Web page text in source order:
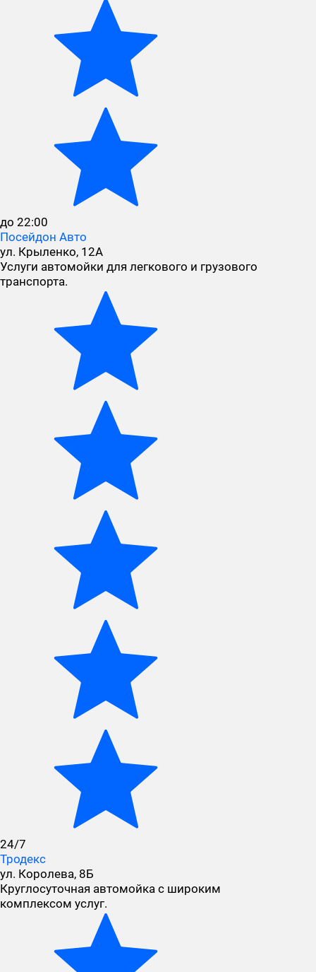
до 22:00
Посейдон Авто
ул. Крыленко, 12А
Услуги автомойки для легкового и грузового
транспорта.
24/7
Тродекс
ул. Королева, 8Б
Круглосуточная автомойка с широким
комплексом услуг.